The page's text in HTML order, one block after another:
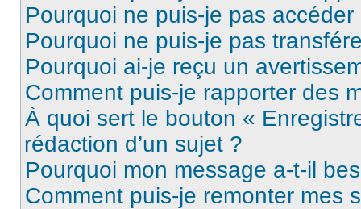
Pourquoi ne puis-je pas
Pourquoi ne puis-je pas
Pourquoi ai-je reçu un
Comment puis-je rapporter des
À quoi sert le bouton «
rédaction d’un sujet ?
Pourquoi mon message a-t-il
Comment puis-je remonter mes